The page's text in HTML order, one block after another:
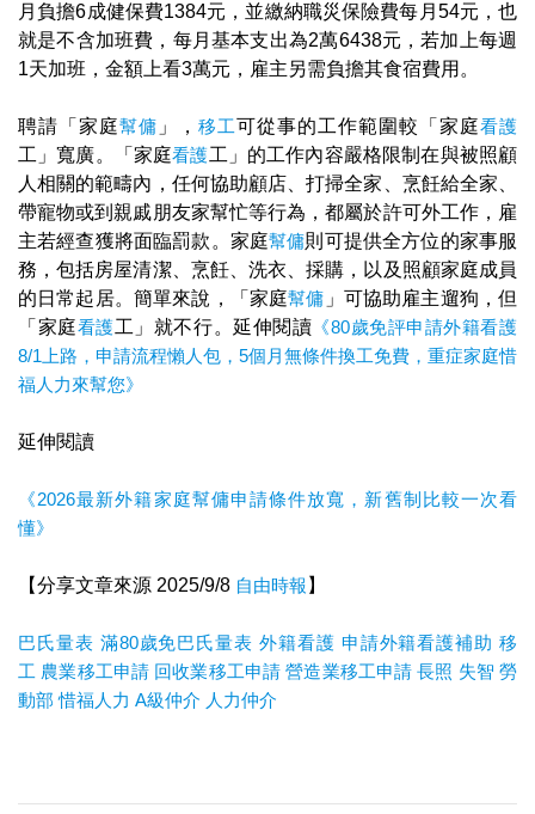
月負擔6成健保費1384元，並繳納職災保險費每月54元，也
就是不含加班費，每月基本支出為2萬6438元，若加上每週
1天加班，金額上看3萬元，雇主另需負擔其食宿費用。
聘請「家庭幫傭 」， 移工可從事的工作範圍較「家庭看護
工」寬廣。「家庭看護工」的工作內容嚴格限制在與被照顧
人相關的範疇內，任何協助顧店、打掃全家、烹飪給全家、
帶寵物或到親戚朋友家幫忙等行為，都屬於許可外工作，雇
主若經查獲將面臨罰款。家庭幫傭則可提供全方位的家事服
務，包括房屋清潔、烹飪、洗衣、採購，以及照顧家庭成員
的日常起居。簡單來說，「家庭幫傭 」可協助雇主遛狗，但
「家庭看護工」就不行。延伸閱讀 《80歲免評申請外籍看護
8/1上路，申請流程懶人包，5個月無條件換工免費，重症家庭惜
福人力來幫您》
延伸閱讀
《2026最新外籍家庭幫傭申請條件放寬，新舊制比較一次看
懂》
【分享文章來源 2025/9/8 自由時報 】
巴氏量表 滿80歲免巴氏量表 外籍看護 申請外籍看護補助 移
工 農業移工申請 回收業移工申請 營造業移工申請 長照 失智 勞
動部 惜福人力 A級仲介 人力仲介